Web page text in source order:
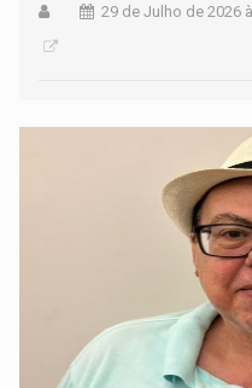
29 de Julho de 2026